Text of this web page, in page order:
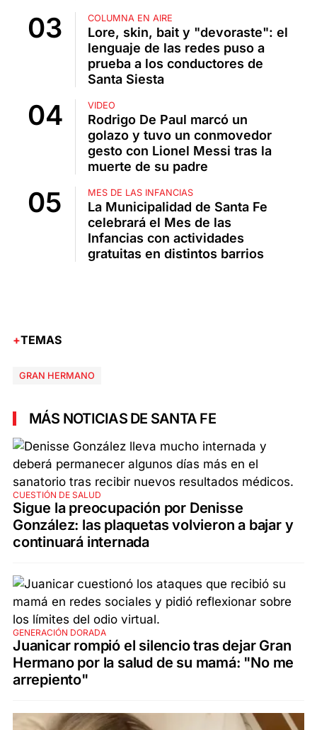
COLUMNA EN AIRE
Lore, skin, bait y "devoraste": el
lenguaje de las redes puso a
prueba a los conductores de
Santa Siesta
VIDEO
Rodrigo De Paul marcó un
golazo y tuvo un conmovedor
gesto con Lionel Messi tras la
muerte de su padre
MES DE LAS INFANCIAS
La Municipalidad de Santa Fe
celebrará el Mes de las
Infancias con actividades
gratuitas en distintos barrios
TEMAS
GRAN HERMANO
MÁS NOTICIAS DE SANTA FE
CUESTIÓN DE SALUD
Sigue la preocupación por Denisse
González: las plaquetas volvieron a bajar y
continuará internada
GENERACIÓN DORADA
Juanicar rompió el silencio tras dejar Gran
Hermano por la salud de su mamá: "No me
arrepiento"